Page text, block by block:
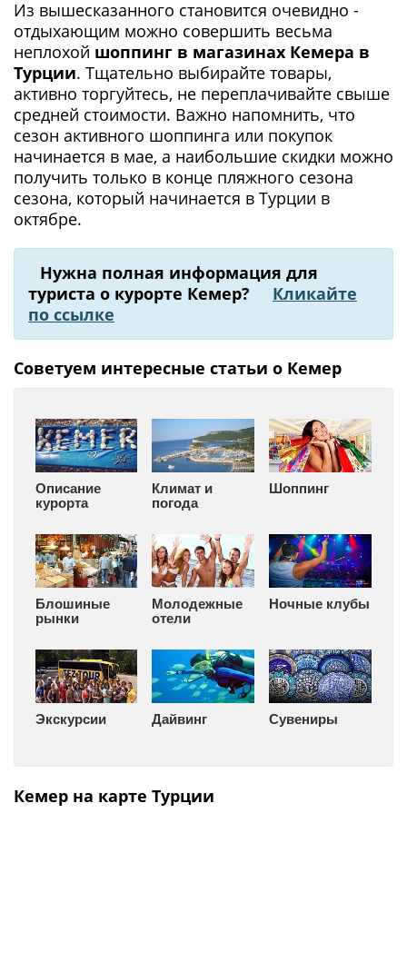
Из вышесказанного становится очевидно -
отдыхающим можно совершить весьма
неплохой шоппинг в магазинах Кемера в
Турции. Тщательно выбирайте товары,
активно торгуйтесь, не переплачивайте свыше
средней стоимости. Важно напомнить, что
сезон активного шоппинга или покупок
начинается в мае, а наибольшие скидки можно
получить только в конце пляжного сезона
сезона, который начинается в Турции в
октябре.
Нужна полная информация для
туриста о курорте Кемер?
Кликайте
по ссылке
Советуем интересные статьи о Кемер
Описание
курорта
Климат и
погода
Шоппинг
Блошиные
рынки
Молодежные
отели
Ночные клубы
Экскурсии Дайвинг Сувениры
Кемер на карте Турции